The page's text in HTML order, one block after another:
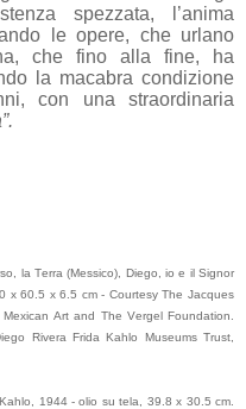
spezzata, l’anima
le opere, che urlano
che fino alla fine, ha
la macabra condizione
con una straordinaria
la Terra (Messico), Diego, io e il Signor
x 60.5 x 6.5 cm - Courtesy The Jacques
Art and The Vergel Foundation.
Rivera Frida Kahlo Museums Trust,
1944 - olio su tela, 39.8 x 30.5 cm.